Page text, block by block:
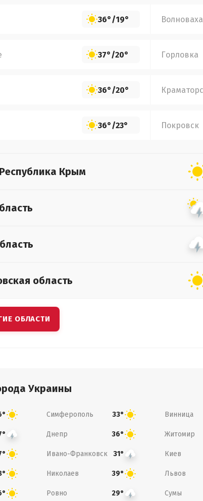
36°/19° Волноваха
37°/20° Горловка
36°/20°
36°/23° Покровск
Крым
область
ОБЛАСТИ
Украины
Симферополь 33° Винница
Днепр 36° Житомир
Ивано-Франковск 31° Киев
Николаев 39° Львов
Ровно 29° Сумы